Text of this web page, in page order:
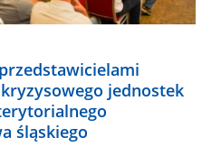
jednostek
śląskiego